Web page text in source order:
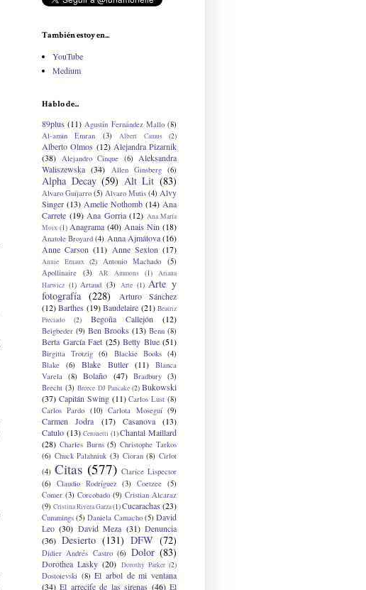
También estoy en...
YouTube
Medium
Hablo de...
89plus (11) Agustín Fernández Mallo (8)
Al-amin Emran
(3) Albert Camus (2)
Alberto Olmos (12) Alejandra Pizarnik
(38)
Alejandro Cinque (6)
Aleksandra
Waliszewska (34) Allen Ginsberg (6)
Alpha Decay (59) Alt Lit (83)
Alvaro Guijarro (5) Alvaro Mutis (4) Alvy
Singer (13) Amelie Nothomb (14) Ana
Carrete (19) Ana Gorria (12) Ana María
Moix (1) Anagrama (40) Anais Nin (18)
Anatole Broyard (4) Anna Ajmátova (16)
Anne Carson (11) Anne Sexton (17)
Annie Ernaux (2) Antonio Machado
(5)
Apollinaire
(3) AR Ammons (1)
Ariana
Harwicz (1) Artaud (3) Arte (1) Arte y
fotografía (228)
Arturo Sánchez
(12) Barthes (19) Baudelaire (21) Beatriz
Preciado
(2) Begoña Callejón (12)
Beigbeder (9) Ben Brooks (13) Benn (8)
Berta García Faet (25) Betty Blue (51)
Birgitta Trotzig (6) Blackie Books (4)
Blake
(6) Blake Butler (11)
Blanca
Varela
(8) Bolaño (47) Bradbury (3)
Brecht (3) Breece DJ Pancake (2) Bukowski
(37) Capitán Swing (11) Carlos Lust (8)
Carlos Pardo (10) Carlota Moseguí (9)
Carmen Jodra (17) Casanova
(13)
Catulo (13) Ceronetti (1) Chantal Maillard
(28) Charles Burns (5) Christophe Tarkos
(6) Chuck Palahniuk (3) Cioran (8) Cirlot
(4) Citas (577) Clarice Lispector
(6)
Claudio Rodríguez (3) Coetzee (5)
Comer (3) Corcobado (9) Cristian Alcaraz
(9) Cristina Rivera Garza(1)Cucarachas (23)
Cummings (5) Daniela Camacho (5) David
Leo (30) David Meza (31) Denuncia
(36) Desierto (131) DFW (72)
Didier Andrés Castro (6) Dolor (83)
Dorothea Lasky (20) Dorothy Parker (2)
Dostoievski (8) El arbol de mi ventana
(34) El arrecife de las sirenas (46) El